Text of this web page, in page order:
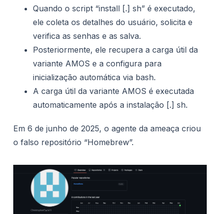
Quando o script “install [.] sh” é executado,
ele coleta os detalhes do usuário, solicita e
verifica as senhas e as salva.
Posteriormente, ele recupera a carga útil da
variante AMOS e a configura para
inicialização automática via bash.
A carga útil da variante AMOS é executada
automaticamente após a instalação [.] sh.
Em 6 de junho de 2025, o agente da ameaça criou
o falso repositório “Homebrew”.